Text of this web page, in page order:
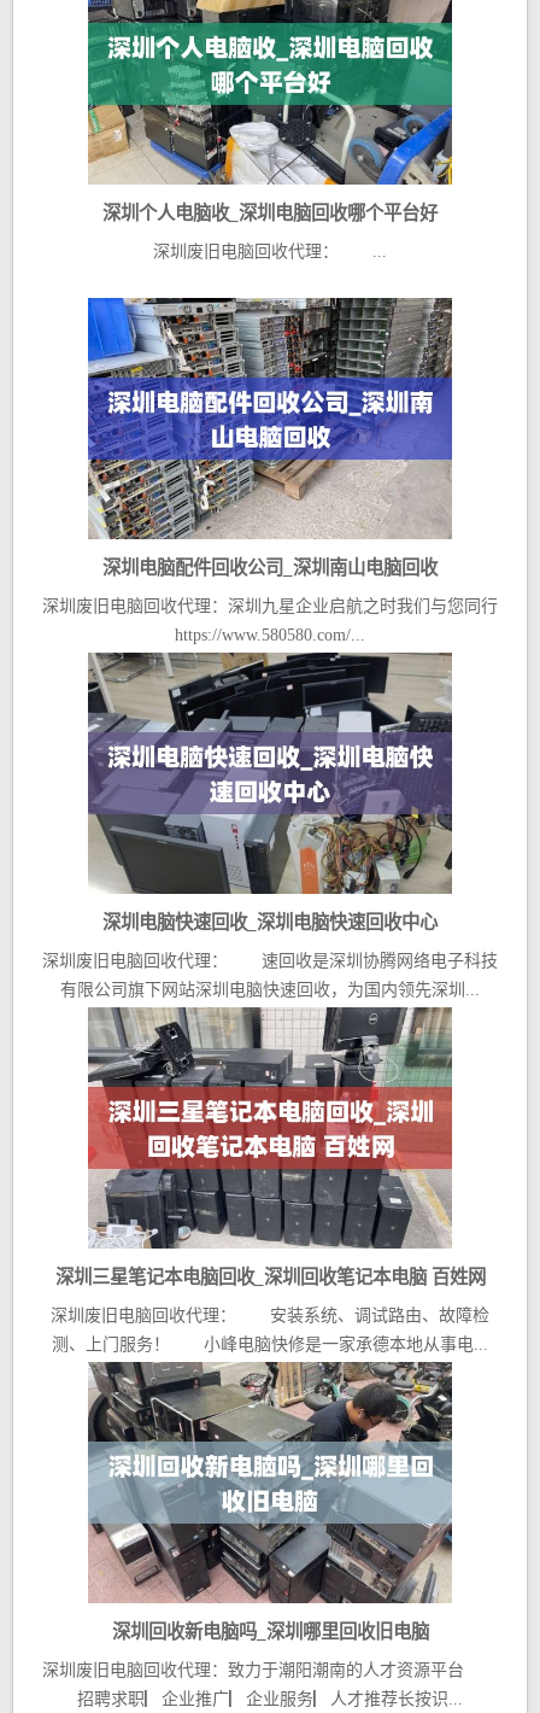
深圳个人电脑收_深圳电脑回收哪个平台好
深圳废旧电脑回收代理： ...
深圳电脑配件回收公司_深圳南山电脑回收
深圳废旧电脑回收代理：深圳九星企业启航之时我们与您同行
https://www.580580.com/...
深圳电脑快速回收_深圳电脑快速回收中心
深圳废旧电脑回收代理： 速回收是深圳协腾网络电子科技
有限公司旗下网站深圳电脑快速回收，为国内领先深圳...
深圳三星笔记本电脑回收_深圳回收笔记本电脑 百姓网
深圳废旧电脑回收代理： 安装系统、调试路由、故障检
测、上门服务！ 小峰电脑快修是一家承德本地从事电...
深圳回收新电脑吗_深圳哪里回收旧电脑
深圳废旧电脑回收代理：致力于潮阳潮南的人才资源平台
招聘求职▏企业推广▏企业服务▏人才推荐长按识...